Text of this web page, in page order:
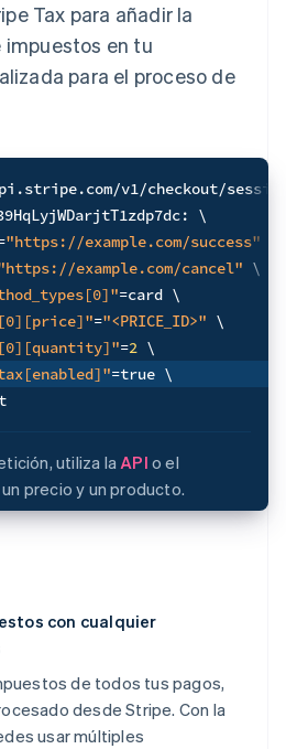
Tax para añadir la
impuestos en tu
para el proceso de
v1/checkout/
\
"https://example.com/success"
example.com/cancel" \
=card \
="<PRICE_ID>" \
=2 \
=true \
utiliza laAPI o el
precio y un producto.
con cualquier
de todos tus pagos,
desde Stripe. Con la
usar múltiples